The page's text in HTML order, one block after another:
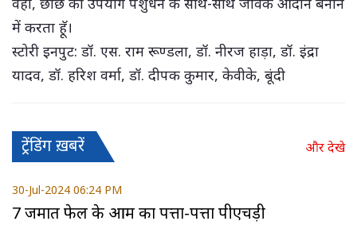
में करता हॅू।
स्टोरी इनपुट: डॉ. एस. राम रूण्डला, डॉ. नीरज हाड़ा, डॉ. इंद्रा
यादव, डॉ. हरिश वर्मा, डॉ. दीपक कुमार, केवीके, बूंदी
ट्रेंडिंग ख़बरें और देखे
30-Jul-2024 06:24 PM
7 जमात फेल के आम का पत्ता-पत्ता पीएचड़ी